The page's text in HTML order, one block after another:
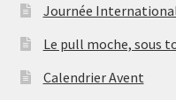
Journée
Le pull moche, sous
Calendrier Avent